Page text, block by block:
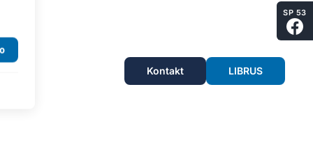
Kontakt LIBRUS
SP 53